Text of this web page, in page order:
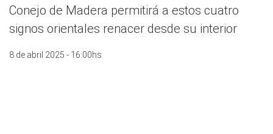
Conejo de Madera permitirá a estos cuatro
signos orientales renacer desde su interior
8 de abril 2025 - 16:00hs